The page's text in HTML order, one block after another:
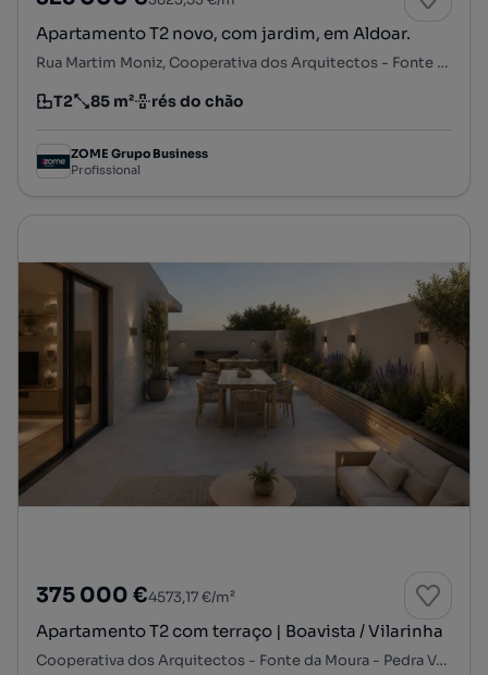
Apartamento T2 novo, com jardim, em Aldoar.
Rua Martim Moniz, Cooperativa dos Arquitectos - Fonte da Moura - Pedra Verde, Aldoar, Foz do Douro e Nevogilde, Porto, Porto
Tipologia
T2
Preço por metro quadrado
85 m²
Andar rés do chão
ZOME Grupo Business
Profissional
375 000 €4573,17 €/m²
Apartamento T2 com terraço | Boavista / Vilarinha
Cooperativa dos Arquitectos - Fonte da Moura - Pedra Verde, Aldoar, Foz do Douro e Nevogilde, Porto, Porto